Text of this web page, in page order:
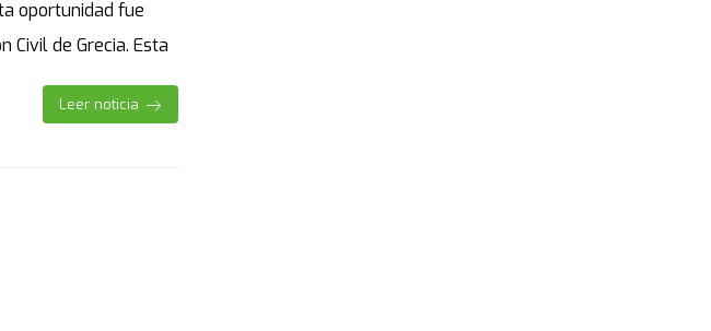
oportunidad fue
Civil de Grecia. Esta
Leer noticia